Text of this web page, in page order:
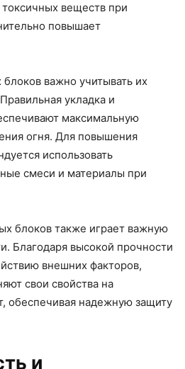
веществ при
повышает
важно учитывать их
укладка и
максимальную
огня. Для повышения
использовать
смеси и материалы при
блоков также играет важную
Благодаря высокой прочности
внешних факторов,
свои свойства на
обеспечивая надежную защиту
и